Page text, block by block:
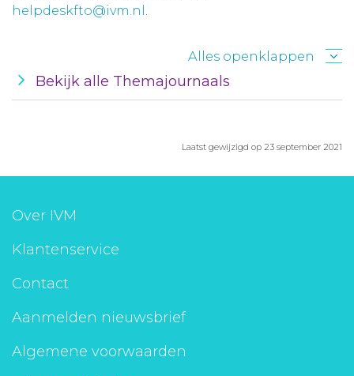
helpdeskfto@ivm.nl .
Alles openklappen
Bekijk alle Themajournaals
Laatst gewijzigd op 23 september 2021
Over IVM
Klantenservice
Contact
Aanmelden nieuwsbrief
Algemene voorwaarden